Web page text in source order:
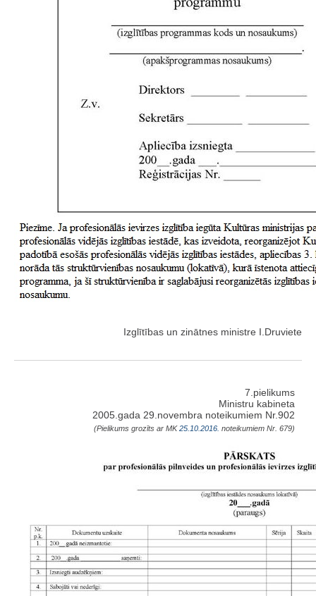
Izglītības un zinātnes ministre I.Druviete
7.pielikums
Ministru kabineta
2005.gada 29.novembra noteikumiem Nr.902
(Pielikums grozīts ar MK25.10.2016. noteikumiem Nr. 679)